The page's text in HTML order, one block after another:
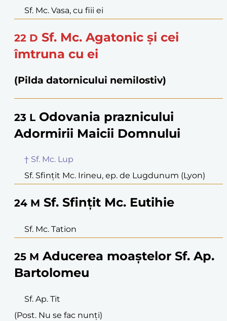
Sf. Mc. Vasa, cu fiii ei
22 D Sf. Mc. Agatonic și cei
îmtruna cu ei
(Pilda datornicului nemilostiv)
23 L Odovania praznicului
Adormirii Maicii Domnului
† Sf. Mc. Lup
Sf. Sfințit Mc. Irineu, ep. de Lugdunum (Lyon)
24 M Sf. Sfințit Mc. Eutihie
Sf. Mc. Tation
25 M Aducerea moaștelor Sf. Ap.
Bartolomeu
Sf. Ap. Tit
(Post. Nu se fac nunți)